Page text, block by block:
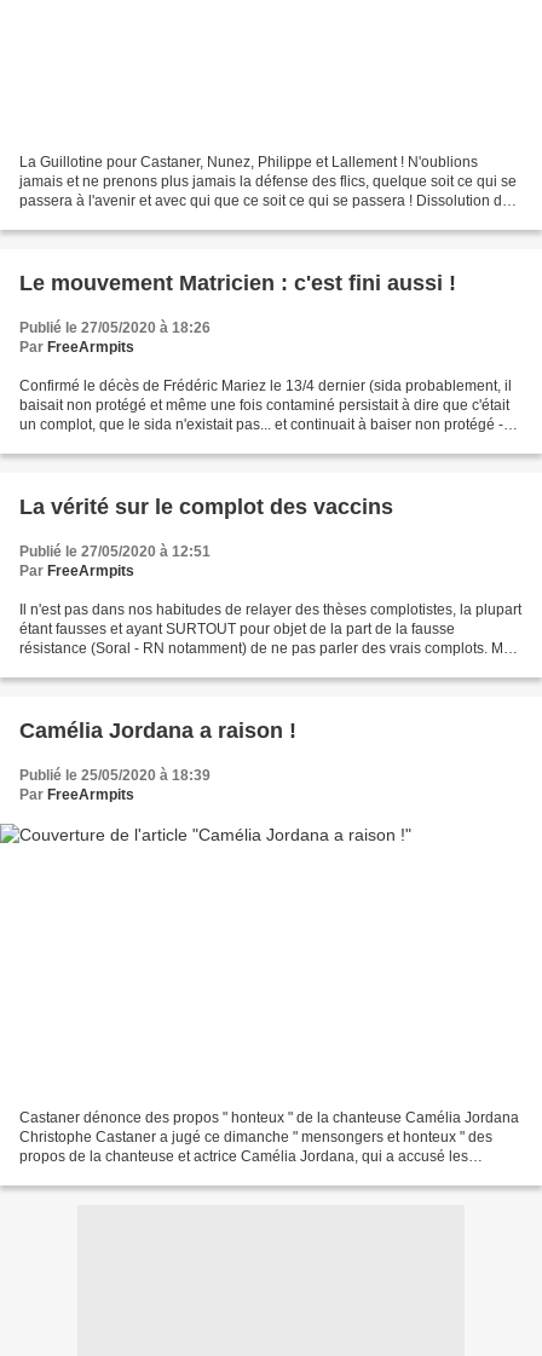
La Guillotine pour Castaner, Nunez, Philippe et Lallement ! N'oublions
jamais et ne prenons plus jamais la défense des flics, quelque soit ce qui se
passera à l'avenir et avec qui que ce soit ce qui se passera ! Dissolution de
Le mouvement Matricien : c'est fini aussi !
Publié le 27/05/2020 à 18:26
Par FreeArmpits
Confirmé le décès de Frédéric Mariez le 13/4 dernier (sida probablement, il
baisait non protégé et même une fois contaminé persistait à dire que c'était
un complot, que le sida n'existait pas... et continuait à baiser non protégé -
La vérité sur le complot des vaccins
Publié le 27/05/2020 à 12:51
Par FreeArmpits
Il n'est pas dans nos habitudes de relayer des thèses complotistes, la plupart
étant fausses et ayant SURTOUT pour objet de la part de la fausse
résistance (Soral - RN notamment) de ne pas parler des vrais complots. Mais
Camélia Jordana a raison !
Publié le 25/05/2020 à 18:39
Par FreeArmpits
Castaner dénonce des propos " honteux " de la chanteuse Camélia Jordana
Christophe Castaner a jugé ce dimanche " mensongers et honteux " des
propos de la chanteuse et actrice Camélia Jordana, qui a accusé les